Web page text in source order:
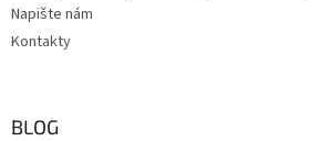
Napište nám
Kontakty
BLOG